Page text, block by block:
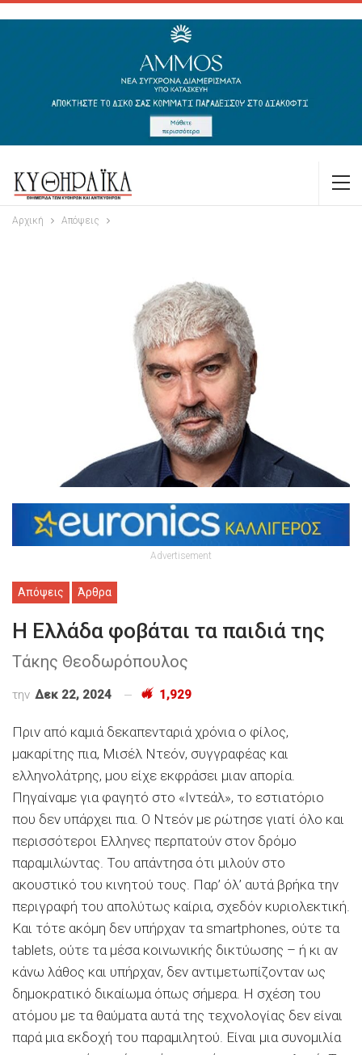
Αρχική Απόψεις
Advertisement
Απόψεις Άρθρα
Η Ελλάδα φοβάται τα παιδιά της
Τάκης Θεοδωρόπουλος
την Δεκ 22, 2024 1,929
Πριν από καμιά δεκαπενταριά χρόνια ο φίλος,
μακαρίτης πια, Μισέλ Ντεόν, συγγραφέας και
ελληνολάτρης, μου είχε εκφράσει μιαν απορία.
Πηγαίναμε για φαγητό στο «Ιντεάλ», το εστιατόριο
που δεν υπάρχει πια. Ο Ντεόν με ρώτησε γιατί όλο και
περισσότεροι Ελληνες περπατούν στον δρόμο
παραμιλώντας. Του απάντησα ότι μιλούν στο
ακουστικό του κινητού τους. Παρ’ όλ’ αυτά βρήκα την
περιγραφή του απολύτως καίρια, σχεδόν κυριολεκτική.
Και τότε ακόμη δεν υπήρχαν τα smartphones, ούτε τα
tablets, ούτε τα μέσα κοινωνικής δικτύωσης – ή κι αν
κάνω λάθος και υπήρχαν, δεν αντιμετωπίζονταν ως
δημοκρατικό δικαίωμα όπως σήμερα. Η σχέση του
ατόμου με τα θαύματα αυτά της τεχνολογίας δεν είναι
παρά μια εκδοχή του παραμιλητού. Είναι μια συνομιλία